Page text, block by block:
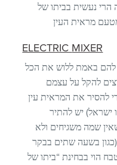
נעשית בביתו של
ELECTRIC MIXER
להם באמת ללוש את הכל
להקל על עצמם
להסיר את המראית עין
ישראל) יש להתיר
שמה משגיחים ולא
בשעה שתים בבקר
הוי בבחינת “ביתו של